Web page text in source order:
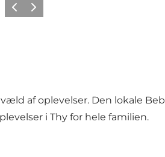
ForrigeNeste
af oplevelser. Den lokale
i Thy for hele familien.